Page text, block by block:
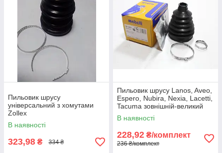
Пильовик шрусу
універсальний з хомутами
Zollex
В наявності
323,98 ₴ 334 ₴
Пильовик шрусу Lanos, Aveo,
Espero, Nubira, Nexia, Lacetti,
Tacuma зовнішній-великий
(мастило+2 хомути)
В наявності
228,92 ₴/комплект
236 ₴/комплект